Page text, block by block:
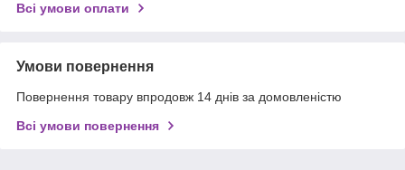
Всі умови оплати
Умови повернення
Повернення товару впродовж 14 днів за домовленістю
Всі умови повернення